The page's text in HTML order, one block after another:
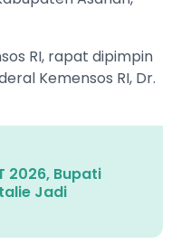
RI, rapat dipimpin
Kemensos RI, Dr.
2026, Bupati
Jadi